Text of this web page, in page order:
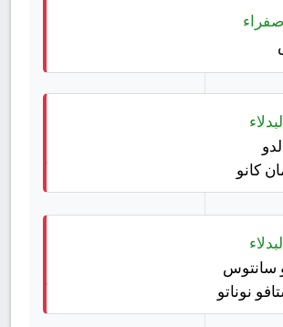
كانو
سانتوس
نوناتو